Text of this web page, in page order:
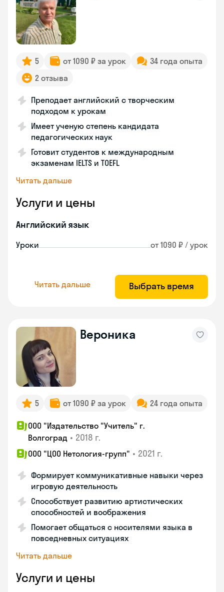
5 от 1090 ₽ за урок
34 года опыта
2 отзыва
Преподает английский с творческим
подходом к урокам
Имеет ученую степень кандидата
педагогических наук
Готовит студентов к международным
экзаменам IELTS и TOEFL
Читать дальше
Услуги и цены
Английский язык
Уроки от 1090 ₽ / урок
Читать дальше Выбрать время
Вероника
5 от 1090 ₽ за урок 24 года опыта
ООО "Издательство "Учитель" г.
Волгоград • 2018 г.
ООО "ЦОО Нетология-групп" • 2021 г.
Формирует коммуникативные навыки через
игровую деятельность
Способствует развитию артистических
способностей и воображения
Помогает общаться с носителями языка в
повседневных ситуациях
Читать дальше
Услуги и цены